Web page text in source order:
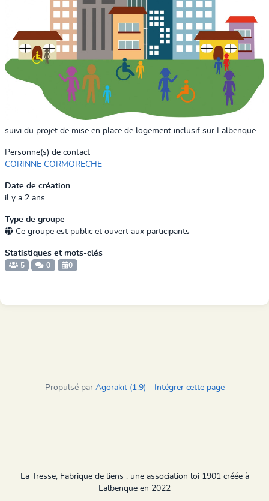
suivi du projet de mise en place de logement inclusif sur Lalbenque
Personne(s) de contact
CORINNE CORMORECHE
Date de création
il y a 2 ans
Type de groupe
Ce groupe est public et ouvert aux participants
Statistiques et mots-clés
5 0 0
Propulsé par Agorakit (1.9) - Intégrer cette page
La Tresse, Fabrique de liens : une association loi 1901 créée à
Lalbenque en 2022